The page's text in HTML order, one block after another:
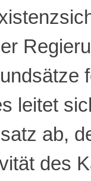
leitet
ab,
des